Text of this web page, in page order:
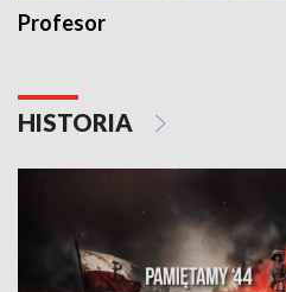
Profesor
HISTORIA